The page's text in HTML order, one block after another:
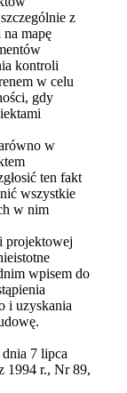
z
mapę
kontroli
w celu
gdy
w
ten fakt
wszystkie
w nim
projektowej
wpisem do
i uzyskania
7 lipca
1994 r., Nr 89,